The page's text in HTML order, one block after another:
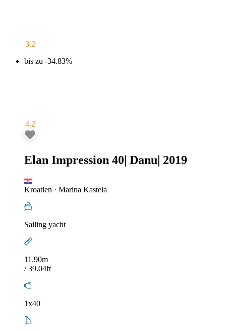
3.2
bis zu -34.83%
4.2
Elan Impression 40| Danu| 2019
Kroatien · Marina Kastela
Sailing yacht
11.90m
/ 39.04ft
1x40